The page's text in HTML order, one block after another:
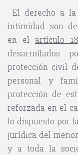
El derecho a
intimidad son
en el artículo
desarrollados
protección civil
personal y
protección de
reforzada en el
lo dispuesto por
jurídica del
y a toda la